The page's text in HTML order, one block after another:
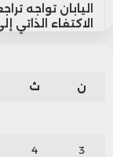
اليابان تواجه
الاكتفاء الذاتي إلى
ن ث
3
4